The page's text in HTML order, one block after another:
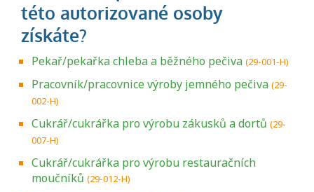
Pekař/pekařka chleba a běžného pečiva (29-001-H)
Pracovník/pracovnice výroby jemného pečiva (29-
002-H)
Cukrář/cukrářka pro výrobu zákusků a dortů (29-
007-H)
Cukrář/cukrářka pro výrobu restauračních
moučníků (29-012-H)